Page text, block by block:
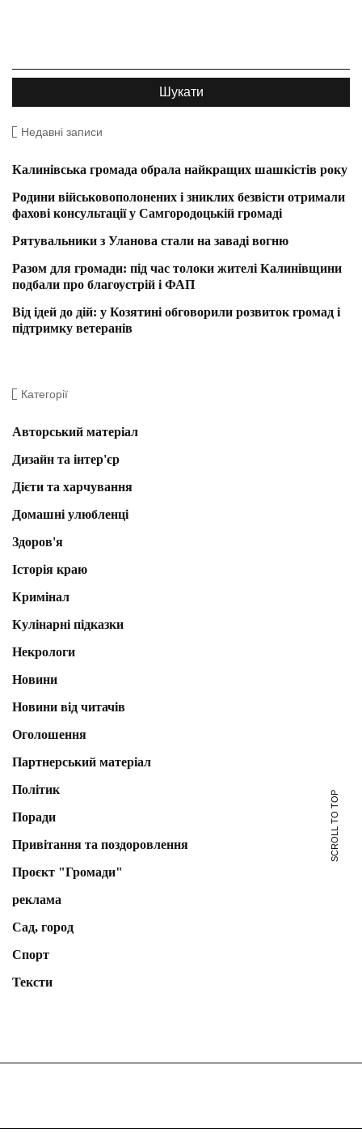
Недавні записи
Калинівська громада обрала найкращих шашкістів року
Родини військовополонених і зниклих безвісти отримали
фахові консультації у Самгородоцькій громаді
Рятувальники з Уланова стали на заваді вогню
Разом для громади: під час толоки жителі Калинівщини
подбали про благоустрій і ФАП
Від ідей до дій: у Козятині обговорили розвиток громад і
підтримку ветеранів
Категорії
Авторський матеріал
Дизайн та інтер'єр
Дієти та харчування
Домашні улюбленці
Здоров'я
Історія краю
Кримінал
Кулінарні підказки
Некрологи
Новини
Новини від читачів
Оголошення
Партнерський матеріал
Політик
Поради
Привітання та поздоровлення
Проєкт "Громади"
реклама
Сад, город
Спорт
Тексти
SCROLL TO TOP